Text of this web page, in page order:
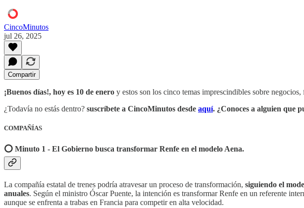
CincoMinutos
jul 26, 2025
Compartir
¡Buenos días!, hoy es 10 de enero y estos son los cinco temas imprescindibles sobre
¿Todavía no estás dentro? suscríbete a CincoMinutos desde aquí. ¿Conoces a alguien que
COMPAÑÍAS
⭕️ Minuto 1 - El Gobierno busca transformar Renfe en el modelo Aena.
La compañía estatal de trenes podría atravesar un proceso de transformación, siguiendo el
anuales. Según el ministro Óscar Puente, la intención es transformar Renfe en un referente
aunque se enfrenta a trabas en Francia para competir en alta velocidad.